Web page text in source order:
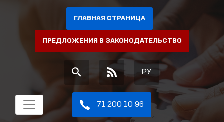
ГЛАВНАЯ СТРАНИЦА
ПРЕДЛОЖЕНИЯ В ЗАКОНОДАТЕЛЬСТВО
РУ
71 200 10 96